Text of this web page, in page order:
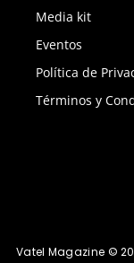
Media kit
Eventos
Política de
Términos y
Vatel Magazine ©